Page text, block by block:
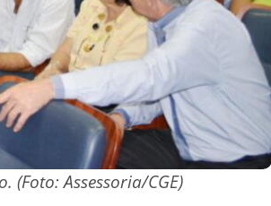
(Foto: Assessoria/CGE)